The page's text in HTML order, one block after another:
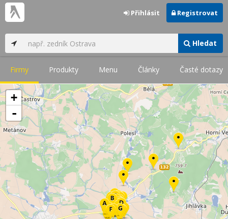
Hledat
Přihlásit Registrovat
Firmy Produkty Menu Články Časté dotazy
+
-